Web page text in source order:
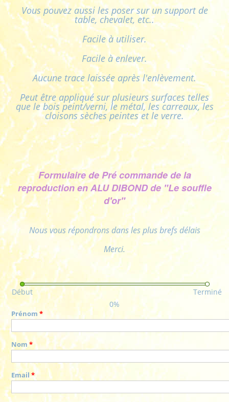
Vous pouvez aussi les poser sur un support de
table, chevalet, etc..
Facile à utiliser.
Facile à enlever.
Aucune trace laissée après l'enlèvement.
Peut être appliqué sur plusieurs surfaces telles
que le bois peint/verni, le métal, les carreaux, les
cloisons sèches peintes et le verre.
Formulaire de Pré commande de la
reproduction en ALU DIBOND de "Le souffle
d'or"
Nous vous répondrons dans les plus brefs délais
Merci.
Début
Terminé
0%
Prénom*
Nom*
Email*